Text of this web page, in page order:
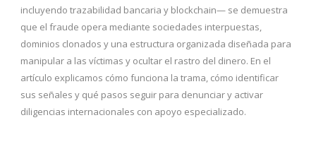
incluyendo trazabilidad bancaria y blockchain— se demuestra
que el fraude opera mediante sociedades interpuestas,
dominios clonados y una estructura organizada diseñada para
manipular a las víctimas y ocultar el rastro del dinero. En el
artículo explicamos cómo funciona la trama, cómo identificar
sus señales y qué pasos seguir para denunciar y activar
diligencias internacionales con apoyo especializado.